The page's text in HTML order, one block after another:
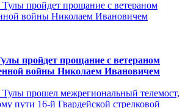
пройдет прощание с ветераном
войны Николаем Ивановичем